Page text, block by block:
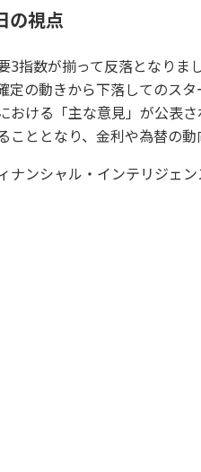
の視点
3指数が揃って反落となりま
定の動きから下落してのス
おける「主な意見」が公表
こととなり、金利や為替の動
ナンシャル・インテリジェ